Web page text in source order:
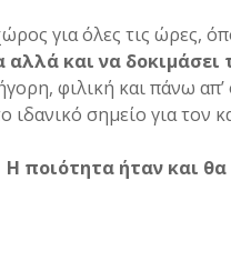
για όλες τις ώρες,
και να δοκιμάσει
φιλική και πάνω
ιδανικό σημείο για τον
Η ποιότητα ήταν και